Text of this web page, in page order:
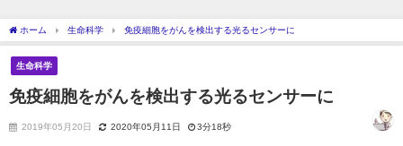
ホーム 生命科学 免疫細胞をがんを検出する光るセンサーに
生命科学
免疫細胞をがんを検出する光るセンサーに
2019年05月20日 2020年05月11日 3分18秒